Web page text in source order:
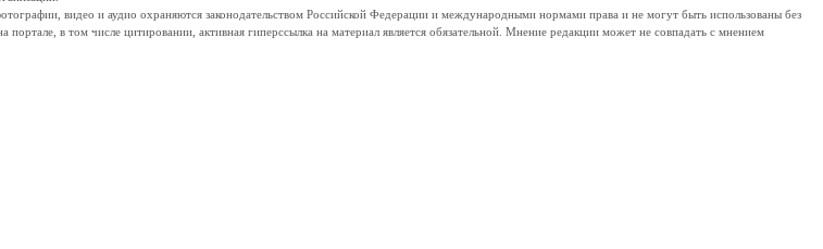
видео и аудио охраняются законодательством Российской Федерации и международными нормами права и не могут быть использованы без
в том числе цитировании, активная гиперссылка на материал является обязательной. Мнение редакции может не совпадать с мнением